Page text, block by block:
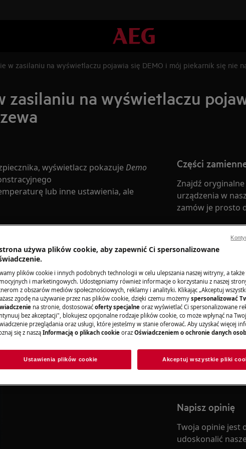
w zasilaniu na wyświetlaczu pojawia się DEMO i mój piekarnik się nie
na wyświetlaczu
wyświetlacz pokazuje Demo
lub inne ustawienia, ale
dotyczącymi odpwiedniego
Części
Znajdź
urządzenia w
zamów je prosto
Do sklepu
Znajdź
Znajdź instrukcję
AEG.
Pobierz
Napisz opinię
Twoja opinie jest
udoskonalić
używa plików cookie, aby zapewnić Ci spersonalizowane
plików cookie i innych podobnych technologii w celu ulepszania naszej witryny, a także
i marketingowych. Udostępniamy również informacje o korzystaniu z naszej
z obszarów mediów społecznościowych, reklamy i analityki. Klikając „Akceptuj
zgodę na używanie przez nas plików cookie, dzięki czemu możemy spersonalizować
na stronie, dostosować oferty specjalne oraz wyświetlać Ci spersonalizowane
bez akceptacji", blokujesz opcjonalne rodzaje plików cookie, co może wpłynąć na
przeglądania oraz usługi, które jesteśmy w stanie oferować. Aby uzyskać więcej
się z nasząInformacją o plikach cookie oraz Oświadczeniem o ochronie danych
Ustawienia plików cookie Akceptuj wszystkie pliki